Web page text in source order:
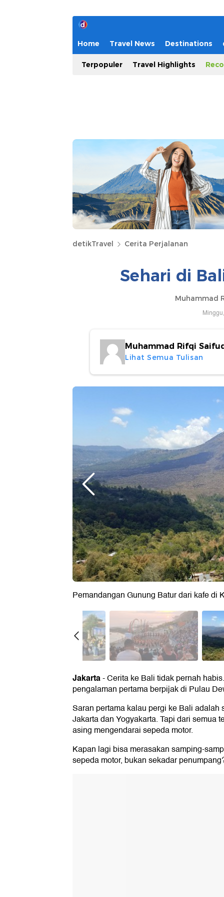
Home Travel News Destinations
Terpopuler Travel Highlights
detikTravel Cerita Perjalanan
Sehari di
Muhammad
Muhammad Rifqi
Lihat Semua Tulisan
Pemandangan Gunung Batur dari kafe di
Jakarta-Cerita ke Bali tidak pernah
pengalaman pertama berpijak di Pulau
Saran pertama kalau pergi ke Bali
Jakarta dan Yogyakarta. Tapi dari semua
asing mengendarai sepeda motor.
Kapan lagi bisa merasakan samping-
sepeda motor, bukan sekadar